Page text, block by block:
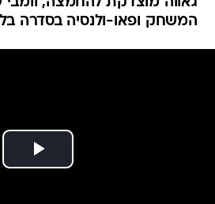
המשחק ופאו-ולנסיה בסדרה